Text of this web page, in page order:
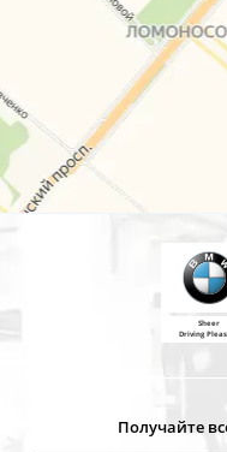
Sheer
Driving
Получайте